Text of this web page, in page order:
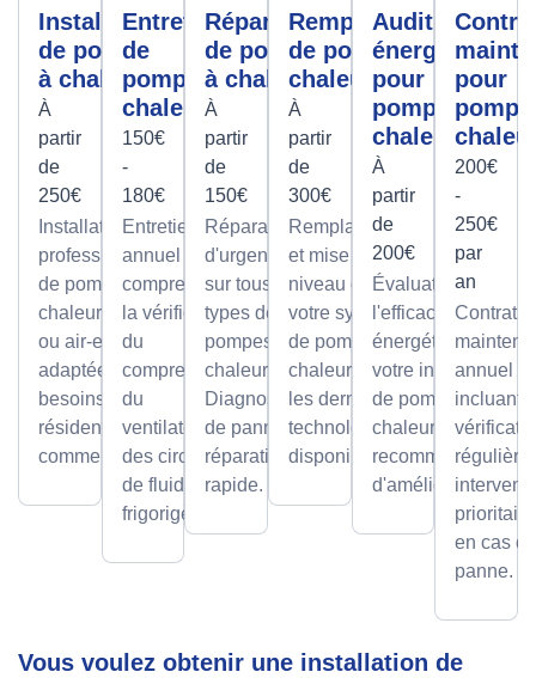
Installation
de pompe
à chaleur
À
partir
de
250€
Installation
professionnelle
de pompes à
chaleur air-air
ou air-eau,
adaptée à vos
besoins
résidentiels ou
commerciaux.
Entretien
de
pompe à
chaleur
150€
-
180€
Entretien
annuel
comprenant
la vérification
du
compresseur,
du
ventilateur et
des circuits
de fluide
frigorigène.
Réparation
de pompe
à chaleur
À
partir
de
150€
Réparations
d'urgence
sur tous
types de
pompes à
chaleur.
Diagnostic
de panne et
réparation
rapide.
Remplacement
de pompe à
chaleur
À
partir
de
300€
Remplacement
et mise à
niveau de
votre système
de pompe à
chaleur avec
les dernières
technologies
disponibles.
Audit
énergétique
pour
pompes à
chaleur
À
partir
de
200€
Évaluation de
l'efficacité
énergétique de
votre installation
de pompe à
chaleur et
recommandations
d'améliorations.
pour
200€
-
250€
par
an
Contrat
annuel
incluant
en cas
panne.
Vous voulez obtenir une installation de